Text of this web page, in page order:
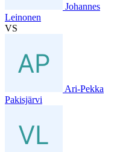
Johannes
Leinonen
VS
Ari-Pekka
Pakisjärvi